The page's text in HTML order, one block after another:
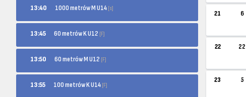
13:40 1000 metrów M U14 [s]
13:45 60 metrów K U12 [F]
13:50 60 metrów M U12 [F]
13:55 100 metrów K U14 [F]
21 6
22 22
23 5